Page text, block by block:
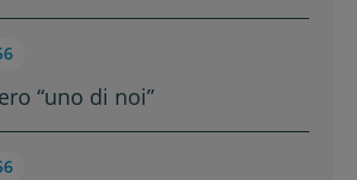
“uno di noi”